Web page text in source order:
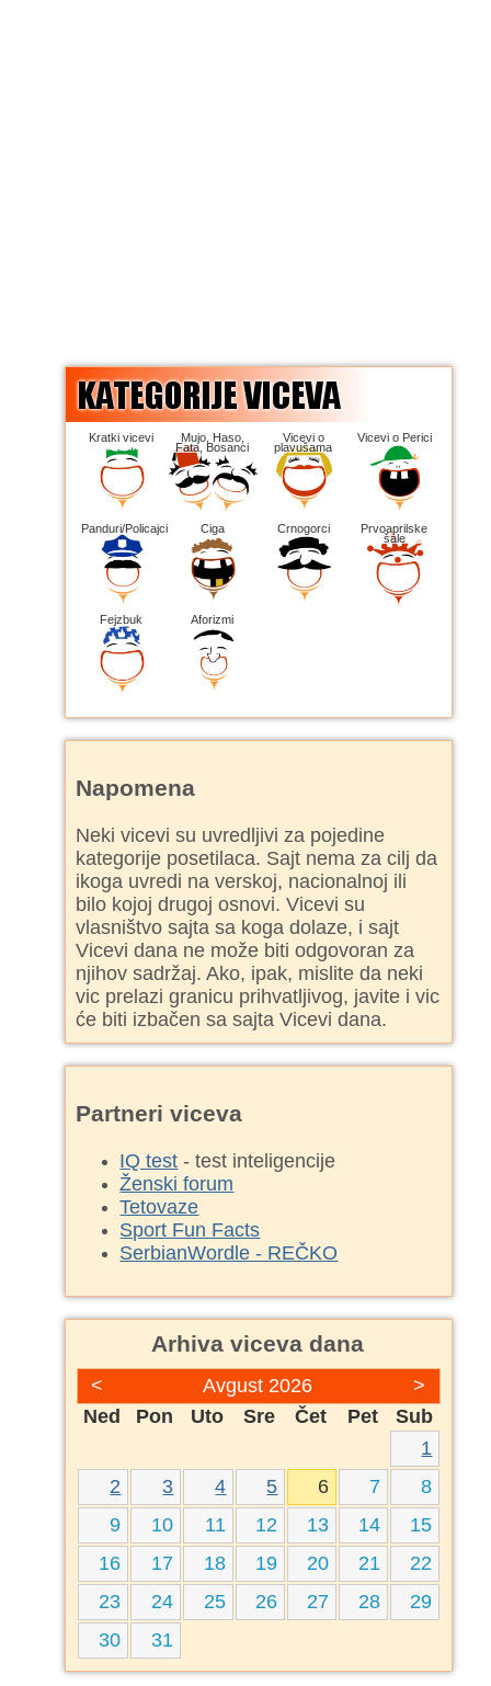
Kratki vicevi Mujo, Haso,
Fata, Bosanci
Vicevi o
plavušama
Vicevi o Perici
Panduri/Policajci Ciga Crnogorci Prvoaprilske
šale
Fejzbuk Aforizmi
Napomena
Neki vicevi su uvredljivi za pojedine
kategorije posetilaca. Sajt nema za cilj da
ikoga uvredi na verskoj, nacionalnoj ili
bilo kojoj drugoj osnovi. Vicevi su
vlasništvo sajta sa koga dolaze, i sajt
Vicevi dana ne može biti odgovoran za
njihov sadržaj. Ako, ipak, mislite da neki
vic prelazi granicu prihvatljivog, javite i vic
će biti izbačen sa sajta Vicevi dana.
Partneri viceva
IQ test - test inteligencije
Ženski forum
Tetovaze
Sport Fun Facts
SerbianWordle - REČKO
Arhiva viceva dana
< >
Avgust 2026
Ned
Pon Uto Sre Čet Pet
Sub
1
2
3 4 5 6 7
8
9
10 11 12 13 14
15
16
17 18 19 20 21
22
23
24 25 26 27 28
29
30
31